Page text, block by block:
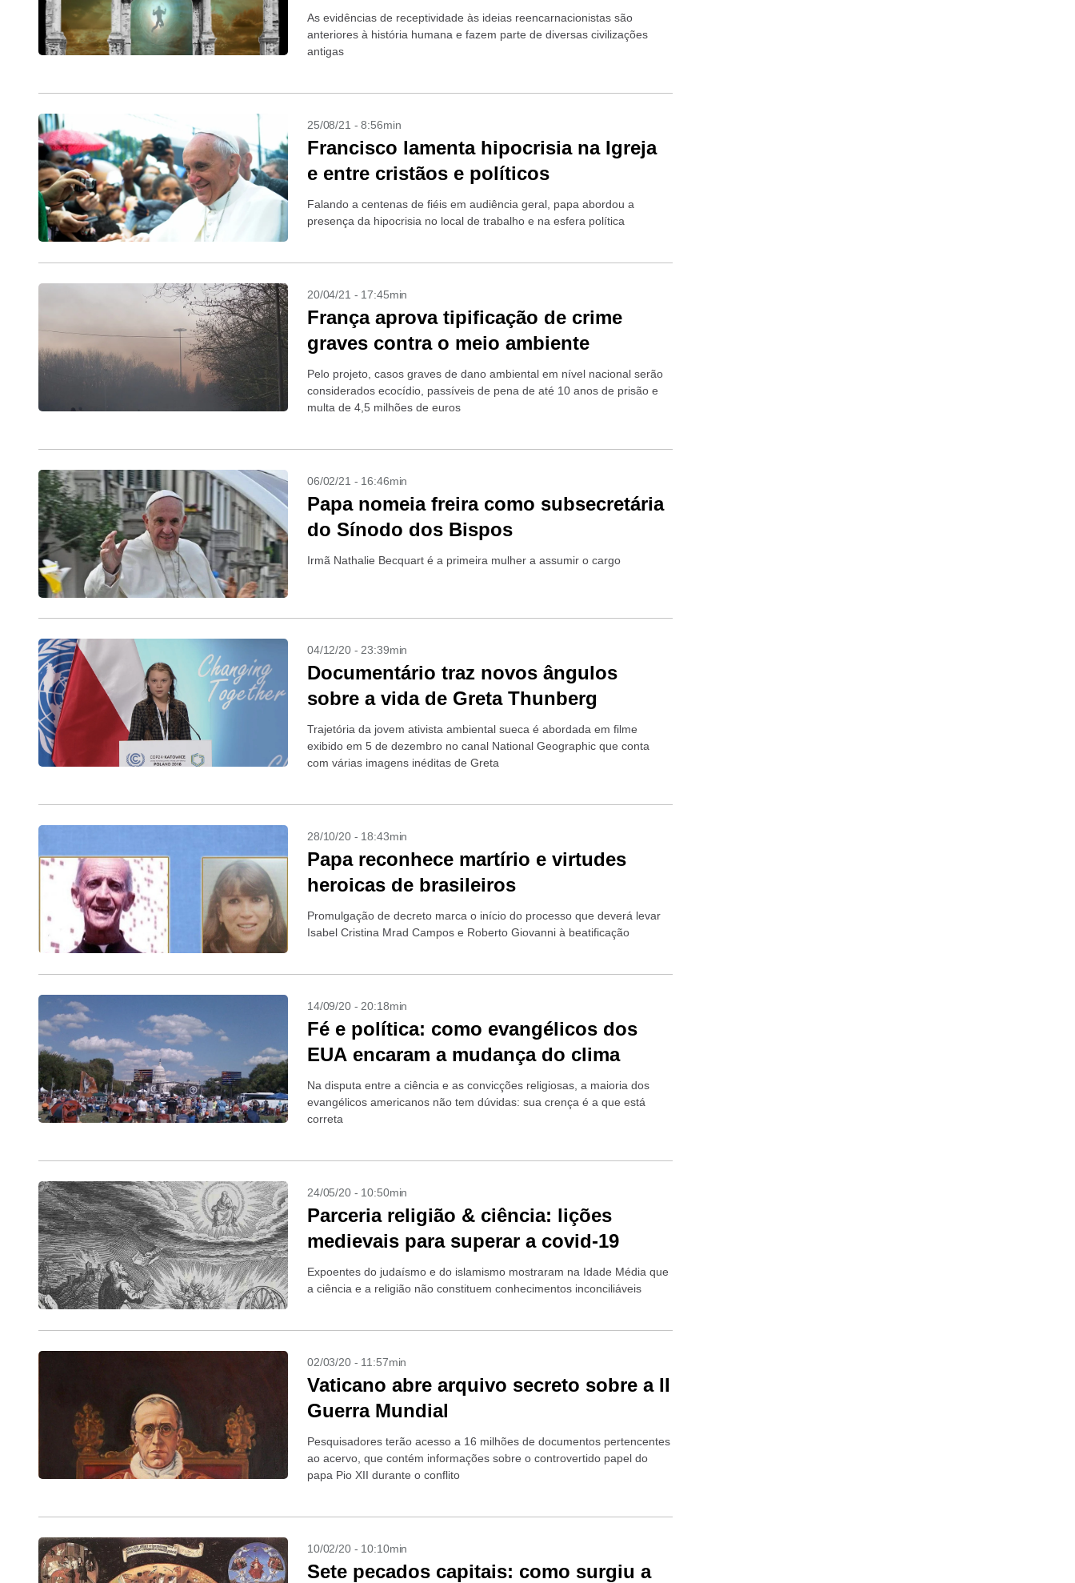
As evidências de receptividade às ideias reencarnacionistas são
anteriores à história humana e fazem parte de diversas civilizações
antigas
25/08/21 - 8:56min
Francisco lamenta hipocrisia na Igreja
e entre cristãos e políticos
Falando a centenas de fiéis em audiência geral, papa abordou a
presença da hipocrisia no local de trabalho e na esfera política
20/04/21 - 17:45min
França aprova tipificação de crime
graves contra o meio ambiente
Pelo projeto, casos graves de dano ambiental em nível nacional serão
considerados ecocídio, passíveis de pena de até 10 anos de prisão e
multa de 4,5 milhões de euros
06/02/21 - 16:46min
Papa nomeia freira como subsecretária
do Sínodo dos Bispos
Irmã Nathalie Becquart é a primeira mulher a assumir o cargo
04/12/20 - 23:39min
Documentário traz novos ângulos
sobre a vida de Greta Thunberg
Trajetória da jovem ativista ambiental sueca é abordada em filme
exibido em 5 de dezembro no canal National Geographic que conta
com várias imagens inéditas de Greta
28/10/20 - 18:43min
Papa reconhece martírio e virtudes
heroicas de brasileiros
Promulgação de decreto marca o início do processo que deverá levar
Isabel Cristina Mrad Campos e Roberto Giovanni à beatificação
14/09/20 - 20:18min
Fé e política: como evangélicos dos
EUA encaram a mudança do clima
Na disputa entre a ciência e as convicções religiosas, a maioria dos
evangélicos americanos não tem dúvidas: sua crença é a que está
correta
24/05/20 - 10:50min
Parceria religião & ciência: lições
medievais para superar a covid-19
Expoentes do judaísmo e do islamismo mostraram na Idade Média que
a ciência e a religião não constituem conhecimentos inconciliáveis
02/03/20 - 11:57min
Vaticano abre arquivo secreto sobre a II
Guerra Mundial
Pesquisadores terão acesso a 16 milhões de documentos pertencentes
ao acervo, que contém informações sobre o controvertido papel do
papa Pio XII durante o conflito
10/02/20 - 10:10min
Sete pecados capitais: como surgiu a